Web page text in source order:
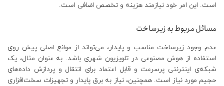
است. این امر خود نیازمند هزینه و تخصص اضافی است.
مسائل مربوط به زیرساخت
عدم وجود زیرساخت مناسب و پایدار، می‌تواند از موانع اصلی پیش روی
استفاده از هوش مصنوعی در تلویزیون شهری باشد. به عنوان مثال، یک
شبکه‌ی اینترنتی پرسرعت و قابل اعتماد برای انتقال و پردازش داده‌های
حجیم مورد نیاز است. همچنین، نیاز به برق پایدار و تجهیزات سخت‌افزاری